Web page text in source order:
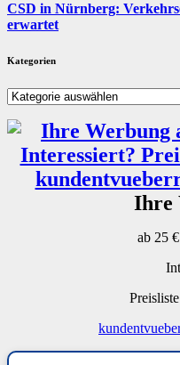
CSD in Nürnberg:
erwartet
Kategorien
Kategorien
Ihre
ab 25